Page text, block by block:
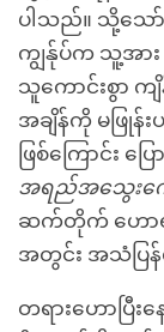
ပါသည်။ သို့သေ
ကျွန်ုပ်က သူ့အား
သူကောင်းစွာ က
အချိန်ကို မဖြုန်း
ဖြစ်ကြောင်း
အရည်အသွေးကေ
ဆက်တိုက် ဟောရာ
အတွင်း အသံပြ
တရားဟောပြီ